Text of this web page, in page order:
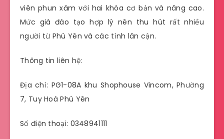
viên phun xăm với hai khóa cơ bản và nâng cao.
Mức giá đào tạo hợp lý nên thu hút rất nhiều
người từ Phú Yên và các tỉnh lân cận.
Thông tin liên hệ:
Địa chỉ: PG1-08A khu Shophouse Vincom, Phường
7, Tuy Hoà Phú Yên
Số điện thoại: 0348941111